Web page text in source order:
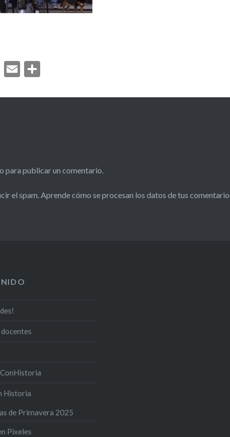
Twitter
Email
para publicar un comentario.
el spam. Aprende cómo se procesan los datos de tus
Historia
de Primavera 2025
Pixeles